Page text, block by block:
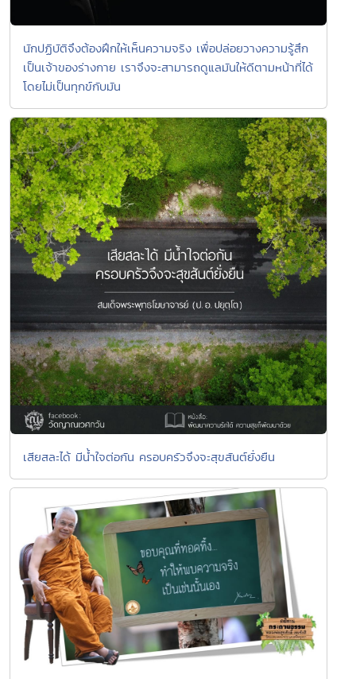
นักปฏิบัติจึงต้องฝึกให้เห็นความจริง เพื่อปล่อยวางความรู้สึก
เป็นเจ้าของร่างกาย เราจึงจะสามารถดูแลมันให้ดีตามหน้าที่ได้
โดยไม่เป็นทุกข์กับมัน
เสียสละได้ มีน้ำใจต่อกัน ครอบครัวจึงจะสุขสันต์ยั่งยืน